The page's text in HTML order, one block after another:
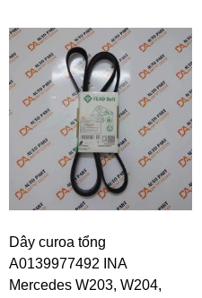
Dây curoa tổng
A0139977492 INA
Mercedes W203, W204,